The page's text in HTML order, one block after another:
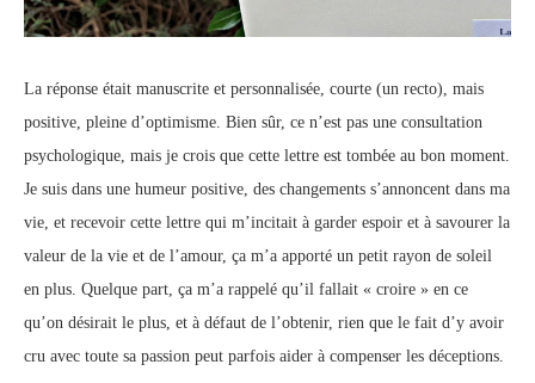
La réponse était manuscrite et personnalisée, courte (un recto), mais
positive, pleine d’optimisme. Bien sûr, ce n’est pas une consultation
psychologique, mais je crois que cette lettre est tombée au bon moment.
Je suis dans une humeur positive, des changements s’annoncent dans ma
vie, et recevoir cette lettre qui m’incitait à garder espoir et à savourer la
valeur de la vie et de l’amour, ça m’a apporté un petit rayon de soleil
en plus. Quelque part, ça m’a rappelé qu’il fallait « croire » en ce
qu’on désirait le plus, et à défaut de l’obtenir, rien que le fait d’y avoir
cru avec toute sa passion peut parfois aider à compenser les déceptions.